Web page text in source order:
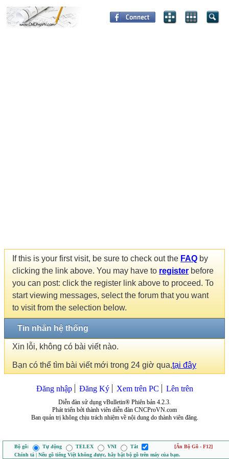
If this is your first visit, be sure to check out the FAQ by
clicking the link above. You may have to register before
you can post: click the register link above to proceed. To
start viewing messages, select the forum that you want
to visit from the selection below.
Tin nhắn hệ thống
Xin lỗi, không có bài viết nào.
Bạn có thể tìm bài viết mới trong 24 giờ qua,tại đây
Đăng nhập Đăng Ký Xem trên PC Lên trên
Diễn đàn sử dụng vBulletin® Phiên bản 4.2.3.
Phát triển bởi thành viên diễn đàn CNCProVN.com
Ban quản trị không chịu trách nhiệm về nội dung do thành viên đăng.
Bộ gõ: Tự động TELEX VNI Tắt
[Ẩn Bộ Gõ - F12]
Chính tả | Nếu gõ tiếng Việt không được, hãy bật bộ gõ trên máy của bạn.